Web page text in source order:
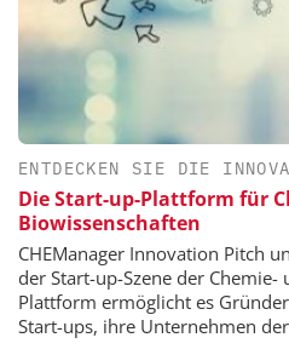
ENTDECKEN SIE DIE
Die Start-up-Plattform für
Biowissenschaften
CHEManager Innovation Pitch
der Start-up-Szene der
Plattform ermöglicht es
Start-ups, ihre Unternehmen